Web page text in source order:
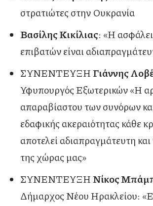
στρατιώτες στην Ουκρανία
Βασίλης Κικίλιας: «Η
επιβατών είναι
ΣΥΝΕΝΤΕΥΞΗ Γιάννης
Υφυπουργός Εξωτερικών «Η
απαραβίαστου των συνόρων
εδαφικής ακεραιότητας κάθε
αποτελεί αδιαπραγμάτευτη
της χώρας μας»
ΣΥΝΕΝΤΕΥΞΗ Νίκος
Δήμαρχος Νέου Ηρακλείου: